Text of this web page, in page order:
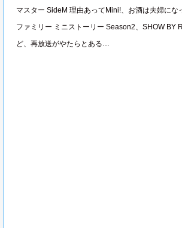
マスター SideM 理由あってMini!、お酒は夫婦にな
ファミリー ミニストーリー Season2、SHOW BY
ど、再放送がやたらとある…